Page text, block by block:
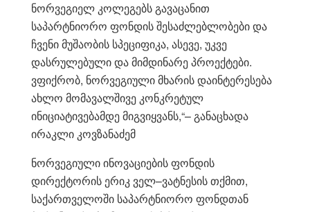
ნორვეგიელ კოლეგებს გავაცანით
საპარტნიორო ფონდის შესაძლებლობები და
ჩვენი მუშაობის სპეციფიკა, ასევე, უკვე
დასრულებული და მიმდინარე პროექტები.
ვფიქრობ, ნორვეგიული მხარის დაინტერესება
ახლო მომავალშივე კონკრეტულ
ინიციატივებამდე მიგვიყვანს,“– განაცხადა
ირაკლი კოვზანაძემ
ნორვეგიული ინოვაციების ფონდის
დირექტორის ერიკ ველ–ვატნესის თქმით,
საქართველოში საპარტნიორო ფონდთან